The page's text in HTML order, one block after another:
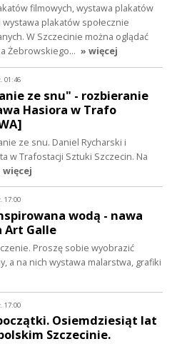
filmowych, wystawa plakatów
plakatów społecznie
W Szczecinie można oglądać
Żebrowskiego… » więcej
01:46
ze snu" - rozbieranie
Hasiora w Trafo
ze snu. Daniel Rycharski i
w Trafostacji Sztuki Szczecin. Na
więcej
17:00
wodą - nawa
Art Galle
Proszę sobie wyobrazić
a na nich wystawa malarstwa, grafiki
17:00
Osiemdziesiąt lat
Szczecinie.